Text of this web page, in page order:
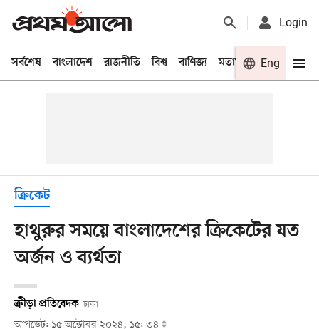
Login
সর্বশেষ বাংলাদেশ রাজনীতি বিশ্ব বাণিজ্য মতামত খেলা
Eng
ক্রিকেট
হাথুরুর সময়ে বাংলাদেশের ক্রিকেটের যত
অর্জন ও ব্যর্থতা
ক্রীড়া প্রতিবেদক ঢাকা
আপডেট: ১৫ অক্টোবর ২০২৪, ১৫: ৩৪